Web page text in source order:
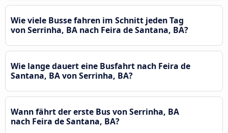
Wie viele Busse fahren im Schnitt jeden Tag
von Serrinha, BA nach Feira de Santana, BA?
Wie lange dauert eine Busfahrt nach Feira de
Santana, BA von Serrinha, BA?
Wann fährt der erste Bus von Serrinha, BA
nach Feira de Santana, BA?